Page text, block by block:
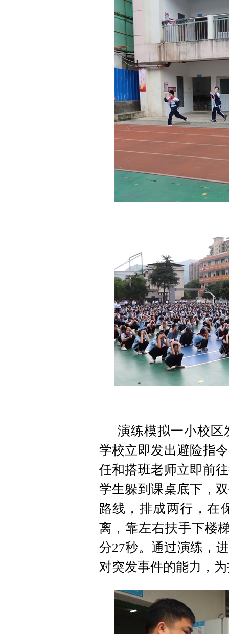
演练模拟一小校区
学校立即发出避险指
任和搭班老师立即前
学生躲到课桌底下，
路线，排成两行，在
离，靠左右扶手下楼
分27秒。通过演练，
对突发事件的能力，